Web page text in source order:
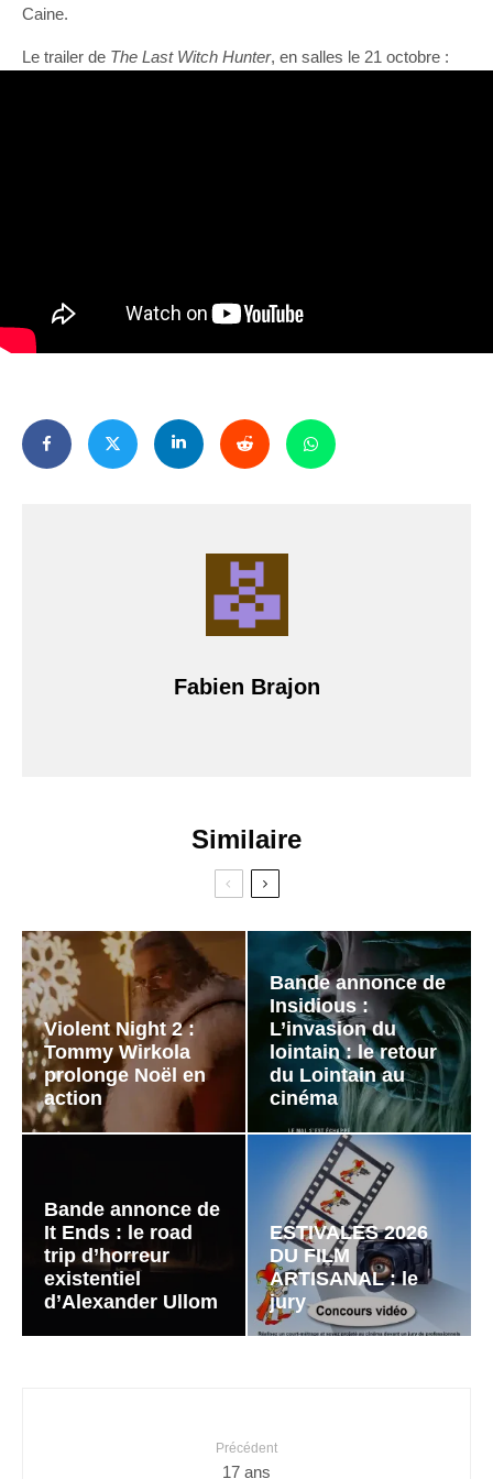
Caine.
Le trailer de The Last Witch Hunter, en salles le 21 octobre :
Fabien Brajon
Similaire
Violent Night 2 :
Tommy Wirkola
prolonge Noël en
action
Bande annonce de
Insidious :
L’invasion du
lointain : le retour
du Lointain au
cinéma
Bande annonce de
It Ends : le road
trip d’horreur
existentiel
d’Alexander Ullom
ESTIVALES 2026
DU FILM
ARTISANAL : le
jury
Précédent
17 ans